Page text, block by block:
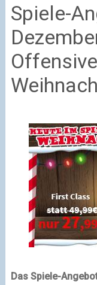
Spiele-
Offensive
Das Spiele-